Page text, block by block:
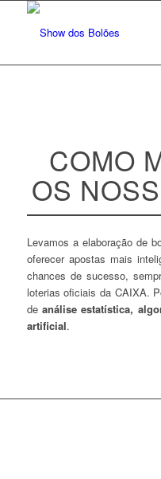
COMO
OS
Levamos a elaboração de
oferecer apostas mais
chances de sucesso,
loterias oficiais da CAIXA.
de análise estatística,
artificial.